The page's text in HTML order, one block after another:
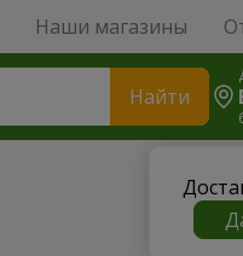
Наши магазины
Найти